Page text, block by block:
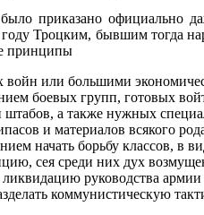
приказано офици­ально
году Троцким, бывшим тогда
принципы
или большими
боевых групп, готовых
а также нужных
и материалов всякого
начать борьбу классов, в
сея среди них дух
руководства армии
коммунистическую